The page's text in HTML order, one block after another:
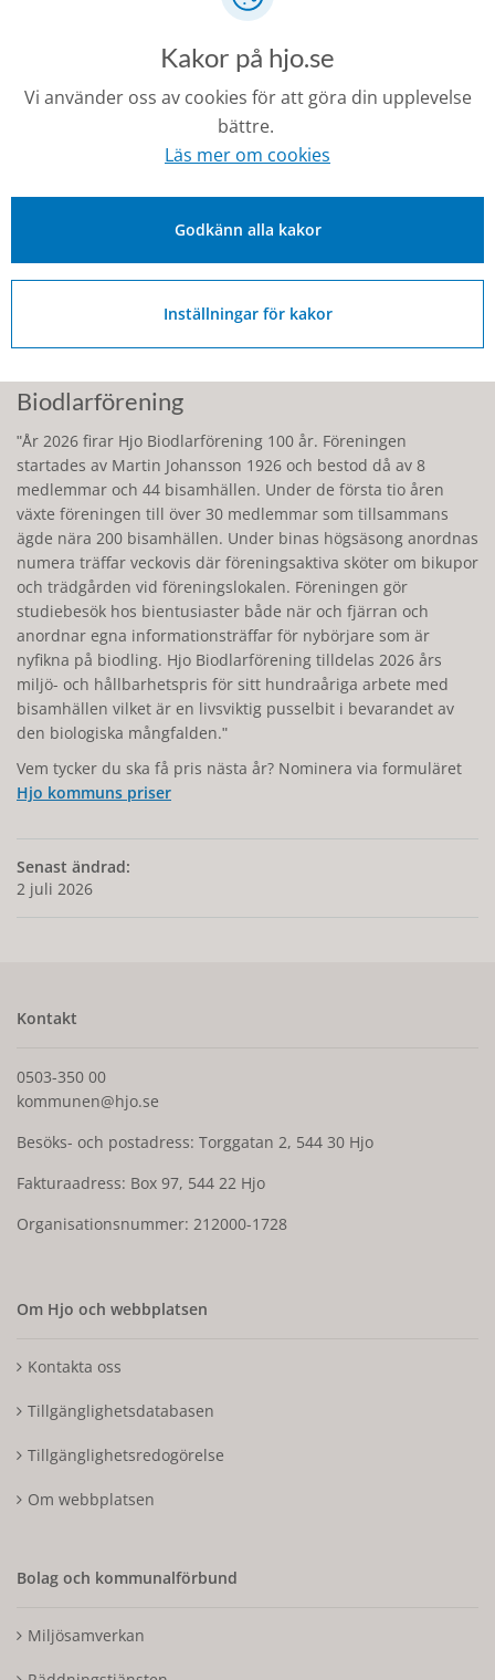
veckotävlingar hör till de mest populära i östra Skaraborg och
vår för området annorlunda bana med skog och
höjdskillnader, samt Lasses outtröttliga engagemang kring
tävlingarna. Han är alltid på plats i regn, rusk och solsken.
Lasse lägger alltid ner det lilla extra och fixar t.ex. med
sponsorer och priser. Under det ljusa halvåret är det
intresset vid liv och variation i genomförandet. Utöver arbetet
ansvarig för skyltningen längs banan. Detta arbete är gjort
med omsorg och humor och är något som föreningen fått
många positiva kommentarer om.ʺ
Biodlarförening
ʺÅr 2026 firar Hjo Biodlarförening 100 år. Föreningen
startades av Martin Johansson 1926 och bestod då av 8
medlemmar och 44 bisamhällen. Under de första tio åren
växte föreningen till över 30 medlemmar som tillsammans
ägde nära 200 bisamhällen. Under binas högsäsong anordnas
numera träffar veckovis där föreningsaktiva sköter om bikupor
och trädgården vid föreningslokalen. Föreningen gör
studiebesök hos bientusiaster både när och fjärran och
anordnar egna informationsträffar för nybörjare som är
nyfikna på biodling. Hjo Biodlarförening tilldelas 2026 års
miljö- och hållbarhetspris för sitt hundraåriga arbete med
bisamhällen vilket är en livsviktig pusselbit i bevarandet av
den biologiska mångfalden.ʺ
Vem tycker du ska få pris nästa år? Nominera via formuläret
Hjo kommuns priser
Senast ändrad:
2 juli 2026
Kontakt
0503-350 00
kommunen@hjo.se
Besöks- och postadress: Torggatan 2, 544 30 Hjo
Fakturaadress: Box 97, 544 22 Hjo
Organisationsnummer: 212000-1728
Om Hjo och webbplatsen
Kontakta oss
Tillgänglighetsdatabasen
Tillgänglighetsredogörelse
Om webbplatsen
Bolag och kommunalförbund
Miljösamverkan
Kakor på hjo.se
Vi använder oss av cookies för att göra din upplevelse
bättre.
Läs mer om cookies
Godkänn alla kakor
Inställningar för kakor